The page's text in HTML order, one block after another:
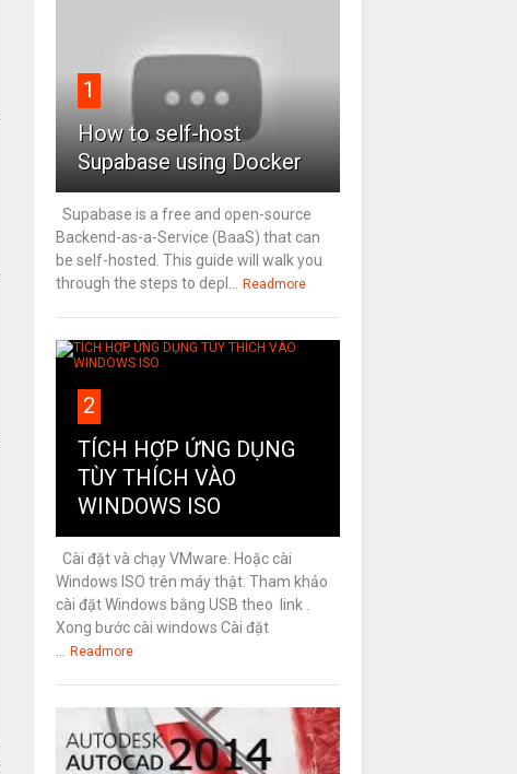
1
How to self-host
Supabase using Docker
Supabase is a free and open-source
Backend-as-a-Service (BaaS) that can
be self-hosted. This guide will walk you
through the steps to depl... Readmore
2
TÍCH HỢP ỨNG DỤNG
TÙY THÍCH VÀO
WINDOWS ISO
Cài đặt và chạy VMware. Hoặc cài
Windows ISO trên máy thật. Tham khảo
cài đặt Windows bằng USB theo link .
Xong bước cài windows Cài đặt
... Readmore